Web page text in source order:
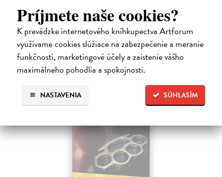
Príjmete naše cookies?
K prevádzke internetového kníhkupectva Artforum
využívame cookies slúžiace na zabezpečenie a meranie
funkčnosti, marketingové účely a zaistenie vášho
maximálneho pohodlia a spokojnosti.
SÚHLASÍM
NASTAVENIA
sbíhají všechny nitky související s dalším brutálním zločinem, který
musí vyřešit Roman Saran, major ostravské kriminálky, a jeho tým.
Jak…
Zasielame do 12 dní
15,91 €